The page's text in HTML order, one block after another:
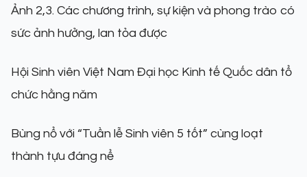
Ảnh 2,3. Các chương trình, sự kiện và phong trào có
sức ảnh hưởng, lan tỏa được
Hội Sinh viên Việt Nam Đại học Kinh tế Quốc dân tổ
chức hằng năm
Bùng nổ với “Tuần lễ Sinh viên 5 tốt” cùng loạt
thành tựu đáng nể